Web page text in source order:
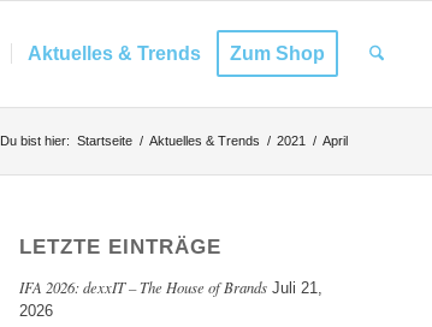
Aktuelles & Trends Zum Shop
Du bist hier: Startseite / Aktuelles & Trends / 2021 / April
LETZTE EINTRÄGE
IFA 2026: dexxIT – The House of Brands Juli 21,
2026